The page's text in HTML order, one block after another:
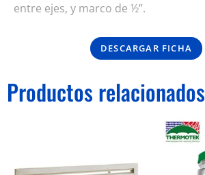
entre ejes, y marco de ½”.
DESCARGAR FICHA
Productos relacionados